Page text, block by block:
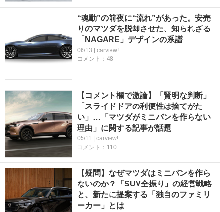
“魂動”の前夜に“流れ”があった。安売
りのマツダを脱却させた、知られざる
「NAGARE」デザインの系譜
06/13 | carview!
コメント：48
【コメント欄で激論】「賢明な判断」
「スライドドアの利便性は捨てがた
い」…「マツダがミニバンを作らない
理由」に関する記事が話題
05/11 | carview!
コメント：110
【疑問】なぜマツダはミニバンを作ら
ないのか？「SUV全振り」の経営戦略
と、新たに提案する「独自のファミリ
ーカー」とは